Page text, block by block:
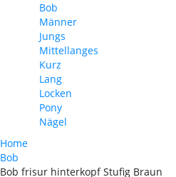
Bob
Männer
Jungs
Mittellanges
Kurz
Lang
Locken
Pony
Nägel
Home
Bob
Bob frisur hinterkopf Stufig Braun